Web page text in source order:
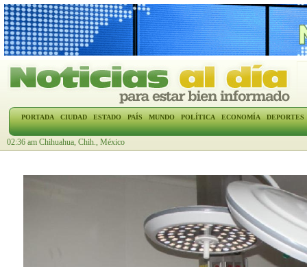
PORTADA CIUDAD ESTADO PAÍS MUNDO POLÍTICA ECONOMÍA DEPORTES
02:36 am Chihuahua, Chih., México